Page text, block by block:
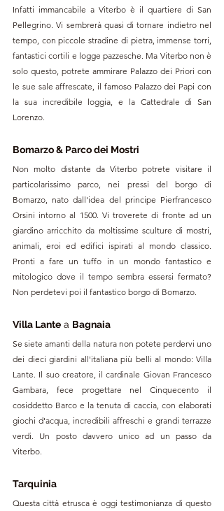
Infatti immancabile a Viterbo è il quartiere di San
Pellegrino. Vi sembrerà quasi di tornare indietro nel
tempo, con piccole stradine di pietra, immense torri,
fantastici cortili e logge pazzesche. Ma Viterbo non è
solo questo, potrete ammirare Palazzo dei Priori con
le sue sale affrescate, il famoso Palazzo dei Papi con
la sua incredibile loggia, e la Cattedrale di San
Lorenzo.
Bomarzo & Parco dei Mostri
Non molto distante da Viterbo potrete visitare il
particolarissimo parco,
nei pressi del borgo di
Bomarzo, nato dall'idea del principe Pierfrancesco
Orsini intorno al 1500. Vi troverete di fronte ad un
giardino arricchito da moltissime sculture di mostri,
animali, eroi ed edifici ispirati al mondo classico.
Pronti a fare un tuffo in un mondo fantastico e
mitologico dove il tempo sembra essersi fermato?
Non perdetevi poi il fantastico borgo di Bomarzo.
Villa Lante a Bagnaia
Se siete amanti della natura non potete perdervi uno
dei dieci giardini all'italiana più belli al mondo: Villa
Lante. Il suo creatore, il cardinale Giovan Francesco
Gambara, fece progettare nel Cinquecento il
cosiddetto Barco e la tenuta di caccia, con elaborati
giochi d'acqua, incredibili affreschi e grandi terrazze
verdi. Un posto davvero unico ad un passo da
Viterbo.
Tarquinia
Questa città etrusca è oggi testimonianza di questo